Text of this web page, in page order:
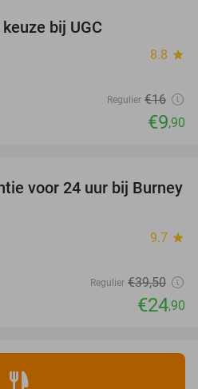
bij UGC
8.8 star
Regulier €16
€9,90
37%
voor 24 uur bij Burney
9.7 star
Regulier €39,50
€24,90